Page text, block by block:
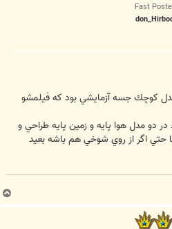
Fast
كوچك جسه آزمايشي بود كه فيلمشو
در دو مدل هوا پايه و زمين پايه طراحي و
اگر از روي شوخي هم باشه بعيد
ب
ا